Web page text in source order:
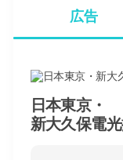
広告
日本東京・
新大久保電